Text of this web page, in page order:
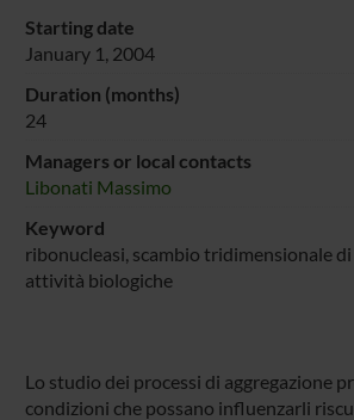
Starting date
January 1, 2004
Duration (months)
24
Managers or local contacts
Libonati Massimo
Keyword
ribonucleasi, scambio tridimensionale
attività biologiche
Lo studio dei processi di aggregazione
condizioni che possano influenzarli